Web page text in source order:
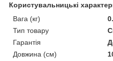
Користувальницькі
Вага (кг)
Тип товару
Гарантія
Довжина (cм)